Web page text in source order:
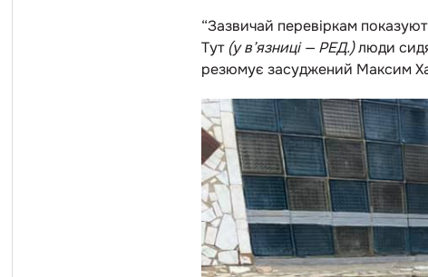
“Зазвичай перевіркам
Тут(у в’язниці— РЕД.)люди
резюмує засуджений Максим